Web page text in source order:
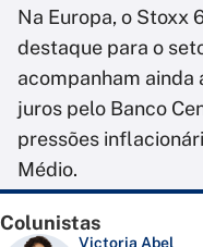
Na Europa, o Stoxx
destaque para o
acompanham ainda
juros pelo Banco
pressões
Médio.
Colunistas
Victoria Abel